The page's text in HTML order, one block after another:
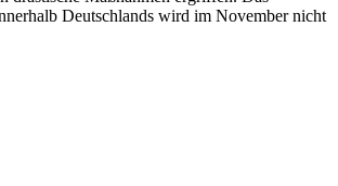
Deutschlands wird im November nicht